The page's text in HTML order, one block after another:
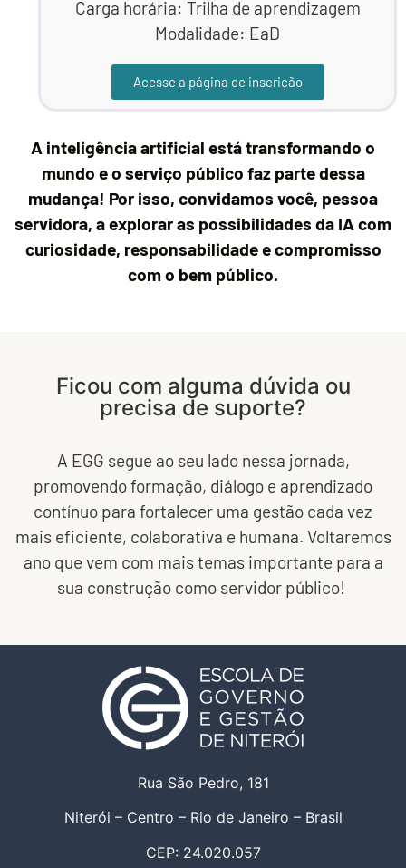
Carga horária: Trilha de aprendizagem
Modalidade: EaD
Acesse a página de inscrição
A inteligência artificial está transformando o
mundo e o serviço público faz parte dessa
mudança! Por isso, convidamos você, pessoa
servidora, a explorar as possibilidades da IA com
curiosidade, responsabilidade e compromisso
com o bem público.
Ficou com alguma dúvida ou
precisa de suporte?
A EGG segue ao seu lado nessa jornada,
promovendo formação, diálogo e aprendizado
contínuo para fortalecer uma gestão cada vez
mais eficiente, colaborativa e humana. Voltaremos
ano que vem com mais temas importante para a
sua construção como servidor público!
Rua São Pedro, 181
Niterói – Centro – Rio de Janeiro – Brasil
CEP: 24.020.057